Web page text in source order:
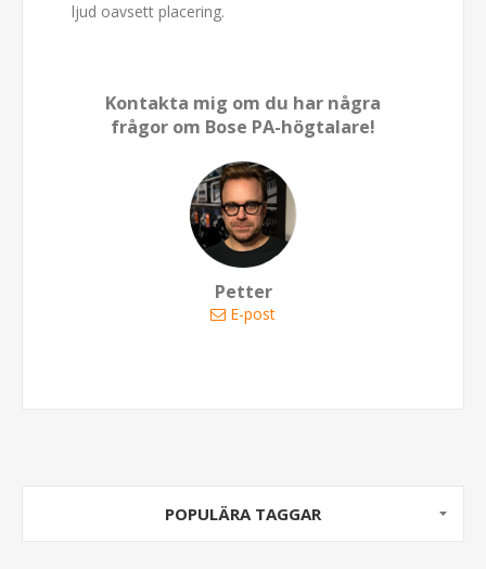
ljud oavsett placering.
Kontakta mig om du har några
frågor om Bose PA-högtalare!
Petter
E-post
POPULÄRA TAGGAR